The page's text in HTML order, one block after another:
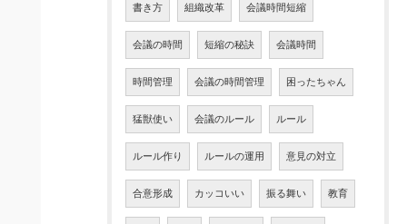
書き方 組織改革 会議時間短縮
会議の時間 短縮の秘訣 会議時間
時間管理 会議の時間管理 困ったちゃん
猛獣使い 会議のルール ルール
ルール作り ルールの運用 意見の対立
合意形成 カッコいい 振る舞い 教育